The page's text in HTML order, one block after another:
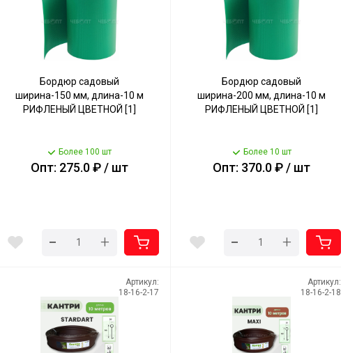
Бордюр садовый
ширина-150 мм, длина-10 м
РИФЛЕНЫЙ ЦВЕТНОЙ [1]
Более 100 шт
Опт: 275.0 ₽ / шт
- +
Бордюр садовый
ширина-200 мм, длина-10 м
РИФЛЕНЫЙ ЦВЕТНОЙ [1]
Более 10 шт
Опт: 370.0 ₽ / шт
- +
Артикул:
18-16-2-17
Артикул:
18-16-2-18